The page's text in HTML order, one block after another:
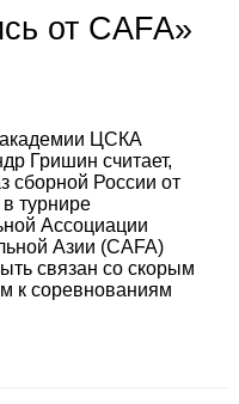
от CAFA»
ЦСКА
Гришин считает,
сборной России от
в турнире
Ассоциации
Азии (CAFA)
связан со скорым
к соревнованиям